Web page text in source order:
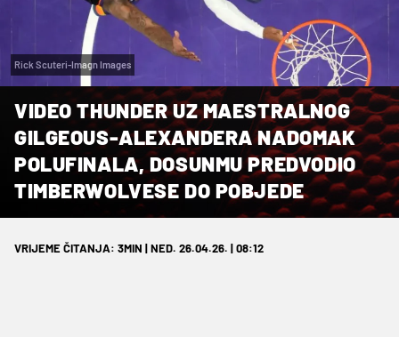
Rick Scuteri-Imagn Images
VIDEO THUNDER UZ MAESTRALNOG
GILGEOUS-ALEXANDERA NADOMAK
POLUFINALA, DOSUNMU PREDVODIO
TIMBERWOLVESE DO POBJEDE
VRIJEME ČITANJA: 3MIN | NED. 26.04.26. | 08:12